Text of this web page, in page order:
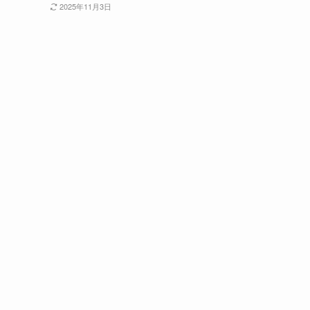
2025年11月3日